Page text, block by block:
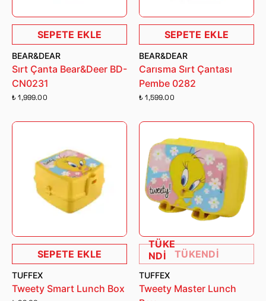
SEPETE EKLE
BEAR&DEAR
Sırt Çanta Bear&Deer BD-
CN0231
₺ 1,999.00
SEPETE EKLE
BEAR&DEAR
Carısma Sırt Çantası
Pembe 0282
₺ 1,599.00
SEPETE EKLE
TUFFEX
Tweety Smart Lunch Box
TÜKE
NDİ
TÜKENDİ
TUFFEX
Tweety Master Lunch